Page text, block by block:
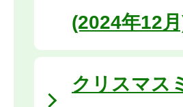
(2024年12
クリスマス